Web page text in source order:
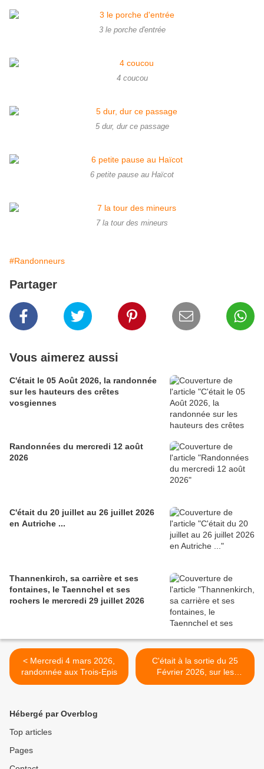
3 le porche d'entrée
4 coucou
5 dur, dur ce passage
6 petite pause au Haïcot
7 la tour des mineurs
#Randonneurs
Partager
Vous aimerez aussi
C'était le 05 Août 2026, la randonnée
sur les hauteurs des crêtes
vosgiennes
Randonnées du mercredi 12 août
2026
C'était du 20 juillet au 26 juillet 2026
en Autriche ...
Thannenkirch, sa carrière et ses
fontaines, le Taennchel et ses
rochers le mercredi 29 juillet 2026
< Mercredi 4 mars 2026,
randonnée aux Trois-Epis
C'était à la sortie du 25
Février 2026, sur les
hauteurs d’Hohrodberg >
Hébergé par Overblog
Top articles
Pages